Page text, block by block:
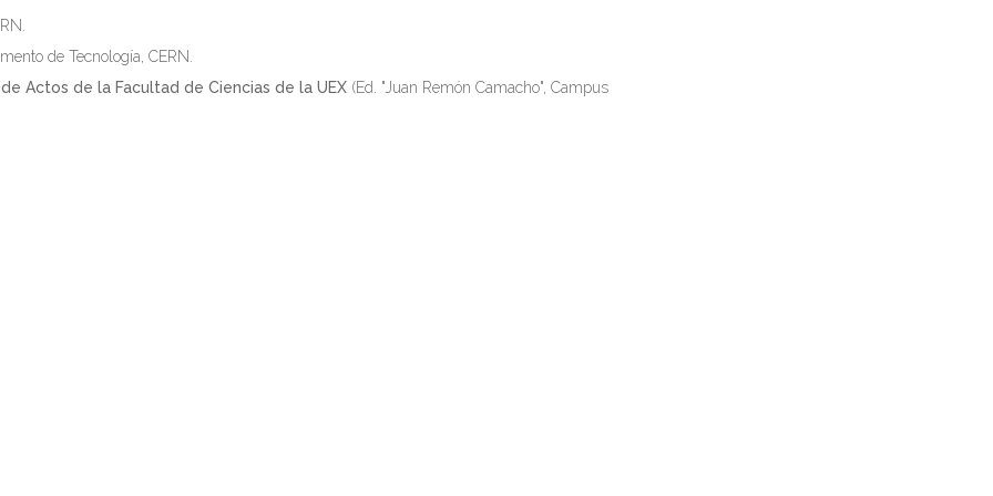
de Tecnología, CERN.
Actos de la Facultad de Ciencias de la UEX (Ed. "Juan Remón Camacho", Campus